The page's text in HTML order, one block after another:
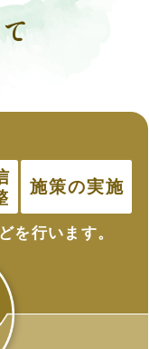
施策の実施
を行います。